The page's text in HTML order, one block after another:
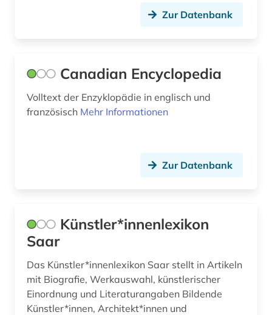
schüler (1)
soziales sicherungssistem (1)
steuerrecht (1)
synonyme (1)
technik (1)
Zur Datenbank
Canadian Encyclopedia
Volltext der Enzyklopädie in englisch und
französisch Mehr Informationen
Zur Datenbank
Künstler*innenlexikon
Saar
Das Künstler*innenlexikon Saar stellt in Artikeln
mit Biografie, Werkauswahl, künstlerischer
Einordnung und Literaturangaben Bildende
Künstler*innen, Architekt*innen und